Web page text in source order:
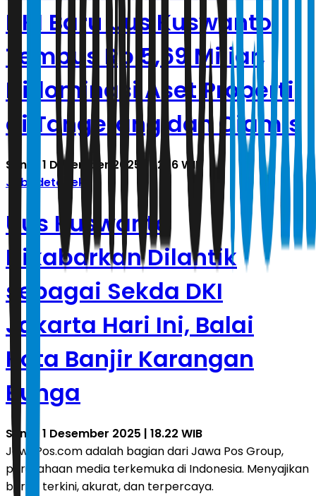
DKI Baru Uus Kuswanto
Tembus Rp 5,69 Miliar,
Didominasi Aset Properti
di Tangerang dan Ciamis
Senin, 1 Desember 2025 | 22.16 WIB
Jabodetabek
Uus Kuswanto
Dikabarkan Dilantik
sebagai Sekda DKI
Jakarta Hari Ini, Balai
Kota Banjir Karangan
Bunga
Senin, 1 Desember 2025 | 18.22 WIB
JawaPos.com adalah bagian dari Jawa Pos Group,
perusahaan media terkemuka di Indonesia. Menyajikan
berita terkini, akurat, dan terpercaya.